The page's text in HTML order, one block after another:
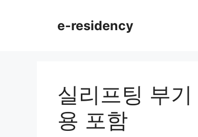
e-residency
실리프팅 부
용 포함